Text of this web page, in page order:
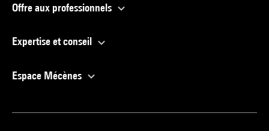
Offre aux professionnels
Expertise et conseil
Espace Mécènes